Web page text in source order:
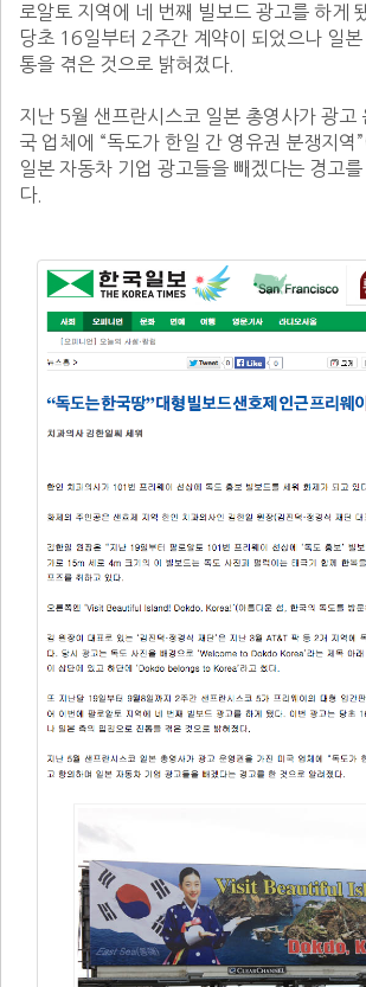
로알토 지역에 네 번째 빌보드 광고를 하게
당초 16일부터 2주간 계약이 되었으나 일본
통을 겪은 것으로 밝혀졌다.
지난 5월 샌프란시스코 일본 총영사가 광고
국 업체에 “독도가 한일 간 영유권 분쟁지역
일본 자동차 기업 광고들을 빼겠다는 경고
다.